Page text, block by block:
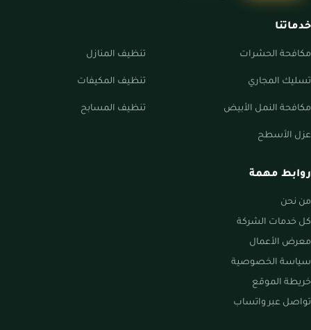
خدماتنا
مكافحة الحشرات تنظيف المنازل
تسليك المجاري تنظيف المكيفات
مكافحة النمل الأبيض تنظيف المسابح
عزل الأسطح
روابط مهمة
من نحن
كل خدمات الشركة
معرض الأعمال
سياسة الخصوصية
خريطة الموقع
تواصل عبر واتساب